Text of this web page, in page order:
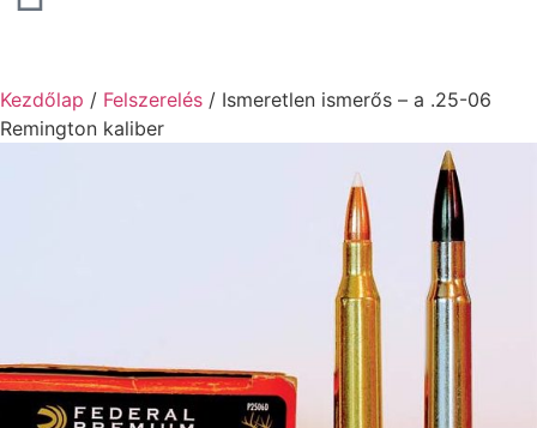
Kezdőlap / Felszerelés / Ismeretlen ismerős – a .25-06
Remington kaliber